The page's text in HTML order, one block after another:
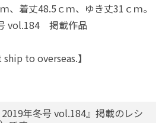
、着丈48.5ｃｍ、ゆき丈31ｃｍ。
vol.184 掲載作品
to overseas.】
年冬号 vol.184』掲載のレシ